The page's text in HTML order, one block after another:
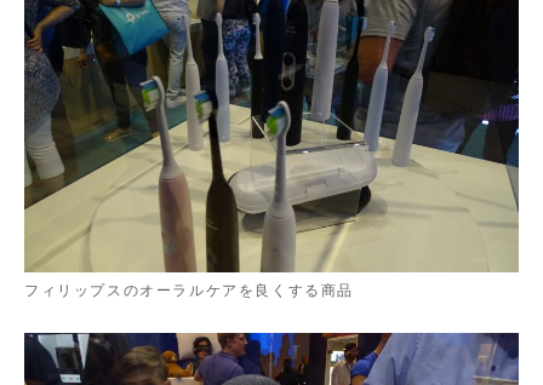
フィリップスのオーラルケアを良くする商品